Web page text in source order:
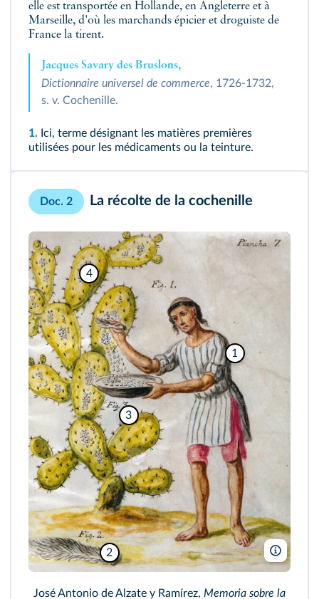
elle est transportée en Hollande, en Angleterre et à
Marseille, d'où les marchands épicier et droguiste de
France la tirent.
Jacques Savary des Bruslons,
Dictionnaire universel de commerce, 1726-1732,
s. v. Cochenille.
1. Ici, terme désignant les matières premières
utilisées pour les médicaments ou la teinture.
Doc. 2 La récolte de la cochenille
1
2
3
4
© Vault
José Antonio de Alzate y Ramírez, Memoria sobre la